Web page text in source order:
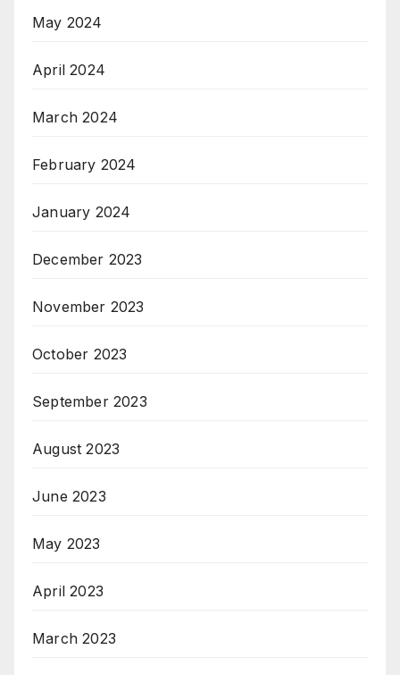
May 2024
April 2024
March 2024
February 2024
January 2024
December 2023
November 2023
October 2023
September 2023
August 2023
June 2023
May 2023
April 2023
March 2023